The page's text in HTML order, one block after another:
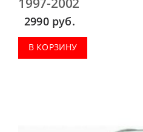
2990 руб.
В КОРЗИНУ